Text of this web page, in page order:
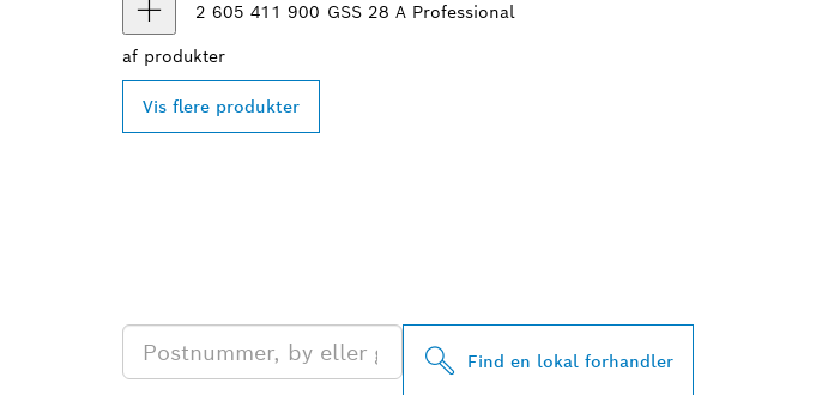
2 605 411 900 GSS 28 A Professional
af produkter
Vis flere produkter
Find en lokal forhandler